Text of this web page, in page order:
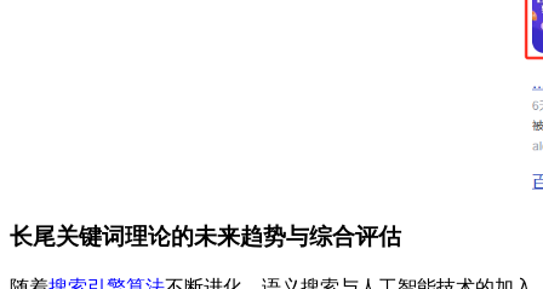
长尾关键词理论的未来趋势与综合评估